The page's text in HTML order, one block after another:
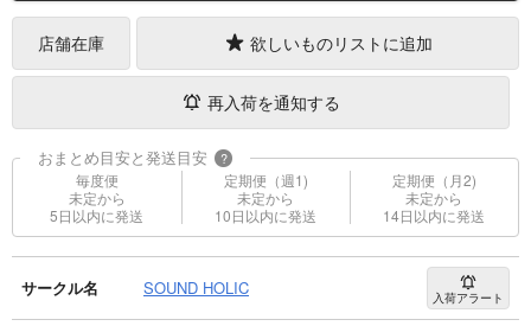
店舗在庫 欲しいものリストに追加
再入荷を通知する
おまとめ目安と発送目安 ?
毎度便
未定から
5日以内に発送
定期便（週1)
未定から
10日以内に発送
定期便（月2)
未定から
14日以内に発送
サークル名 SOUND HOLIC 入荷アラート